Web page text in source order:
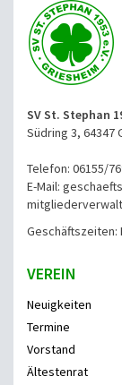
SV St. Stephan
Südring 3, 64347
Telefon: 06155/
E-Mail:
Geschäftszeiten:
VEREIN
Neuigkeiten
Termine
Vorstand
Ältestenrat